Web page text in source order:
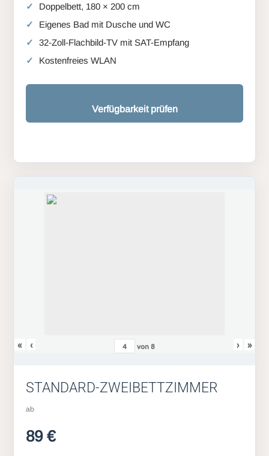
Doppelbett, 180 × 200 cm
Eigenes Bad mit Dusche und WC
32-Zoll-Flachbild-TV mit SAT-Empfang
Kostenfreies WLAN
Verfügbarkeit prüfen
« ‹ von8 › »
STANDARD-ZWEIBETTZIMMER
ab
89 €